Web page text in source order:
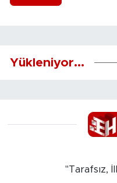
Yükleniyor...
"Tarafsız,